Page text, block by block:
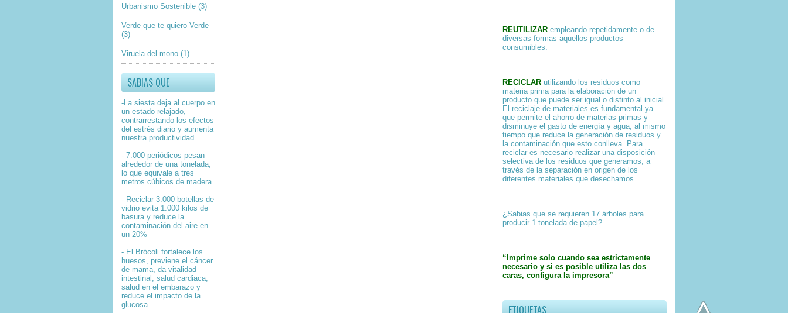
Urbanismo Sostenible (3)
Verde que te quiero Verde
(3)
Viruela del mono (1)
SABIAS QUE
-La siesta deja al cuerpo en
un estado relajado,
contrarrestando los efectos
del estrés diario y aumenta
nuestra productividad
- 7.000 periódicos pesan
alrededor de una tonelada,
lo que equivale a tres
metros cúbicos de madera
- Reciclar 3.000 botellas de
vidrio evita 1.000 kilos de
basura y reduce la
contaminación del aire en
un 20%
- El Brócoli fortalece los
huesos, previene el cáncer
de mama, da vitalidad
intestinal, salud cardiaca,
salud en el embarazo y
reduce el impacto de la
glucosa.
REUTILIZAR empleando repetidamente o de
diversas formas aquellos productos
consumibles.
RECICLAR utilizando los residuos como
materia prima para la elaboración de un
producto que puede ser igual o distinto al inicial.
El reciclaje de materiales es fundamental ya
que permite el ahorro de materias primas y
disminuye el gasto de energía y agua, al mismo
tiempo que reduce la generación de residuos y
la contaminación que esto conlleva. Para
reciclar es necesario realizar una disposición
selectiva de los residuos que generamos, a
través de la separación en origen de los
diferentes materiales que desechamos.
¿Sabias que se requieren 17 árboles para
producir 1 tonelada de papel?
“Imprime solo cuando sea estrictamente
necesario y si es posible utiliza las dos
caras, configura la impresora”